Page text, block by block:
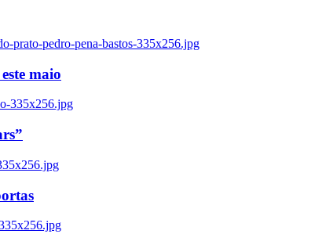
prato-pedro-pena-bastos-335x256.jpg
maio
335x256.jpg